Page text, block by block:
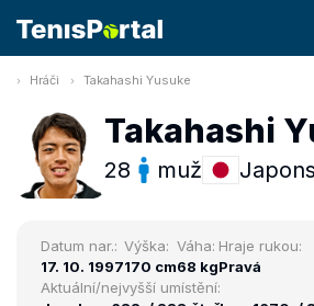
Hráči Takahashi Yusuke
Takahashi
28 muž
Datum nar.:
17. 10. 1997
Výška:
170 cm
Váha:
68 kg
Hraje rukou:
Pravá
Aktuální/nejvyšší umístění: